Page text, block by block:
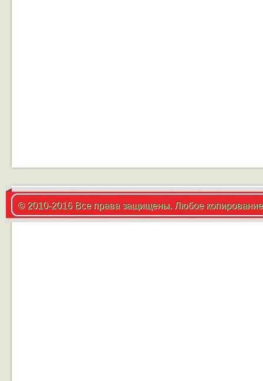
© 2010-2016 Все права защищены. Любое